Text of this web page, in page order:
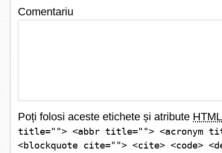
Comentariu
Poți folosi aceste etichete și atribute HTML
title=""> <abbr title=""> <acronym
<blockquote cite=""> <cite> <code>